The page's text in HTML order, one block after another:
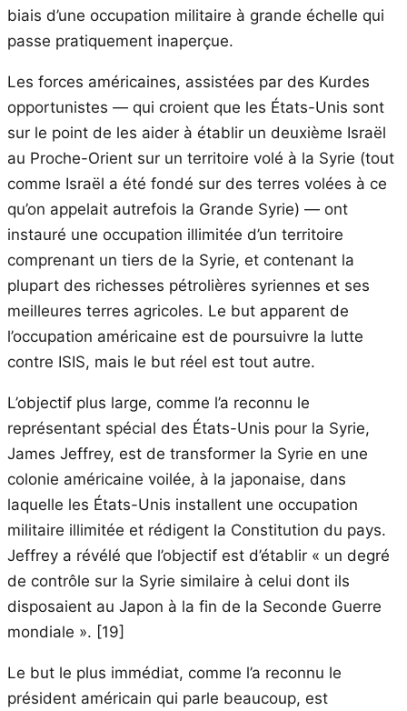
biais d’une occupation militaire à grande échelle qui
passe pratiquement inaperçue.
Les forces américaines, assistées par des Kurdes
opportunistes — qui croient que les États-Unis sont
sur le point de les aider à établir un deuxième Israël
au Proche-Orient sur un territoire volé à la Syrie (tout
comme Israël a été fondé sur des terres volées à ce
qu’on appelait autrefois la Grande Syrie) — ont
instauré une occupation illimitée d’un territoire
comprenant un tiers de la Syrie, et contenant la
plupart des richesses pétrolières syriennes et ses
meilleures terres agricoles. Le but apparent de
l’occupation américaine est de poursuivre la lutte
contre ISIS, mais le but réel est tout autre.
L’objectif plus large, comme l’a reconnu le
représentant spécial des États-Unis pour la Syrie,
James Jeffrey, est de transformer la Syrie en une
colonie américaine voilée, à la japonaise, dans
laquelle les États-Unis installent une occupation
militaire illimitée et rédigent la Constitution du pays.
Jeffrey a révélé que l’objectif est d’établir « un degré
de contrôle sur la Syrie similaire à celui dont ils
disposaient au Japon à la fin de la Seconde Guerre
mondiale ». [19]
Le but le plus immédiat, comme l’a reconnu le
président américain qui parle beaucoup, est